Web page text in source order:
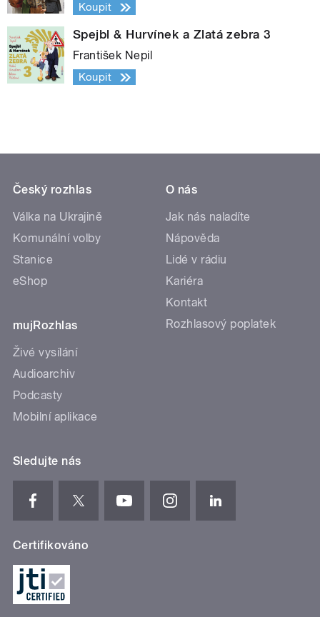
Koupit
Spejbl & Hurvínek a Zlatá zebra 3
František Nepil
Koupit
Český rozhlas
Válka na Ukrajině
Komunální volby
Stanice
eShop
mujRozhlas
Živé vysílání
Audioarchiv
Podcasty
Mobilní aplikace
O nás
Jak nás naladíte
Nápověda
Lidé v rádiu
Kariéra
Kontakt
Rozhlasový poplatek
Sledujte nás
Certifikováno